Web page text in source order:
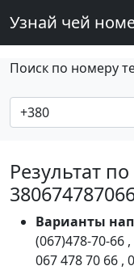
Узнай чей
Поиск по номеру
Результат
Варианты
(067)478-70-66 ,
067 478 70 66 ,